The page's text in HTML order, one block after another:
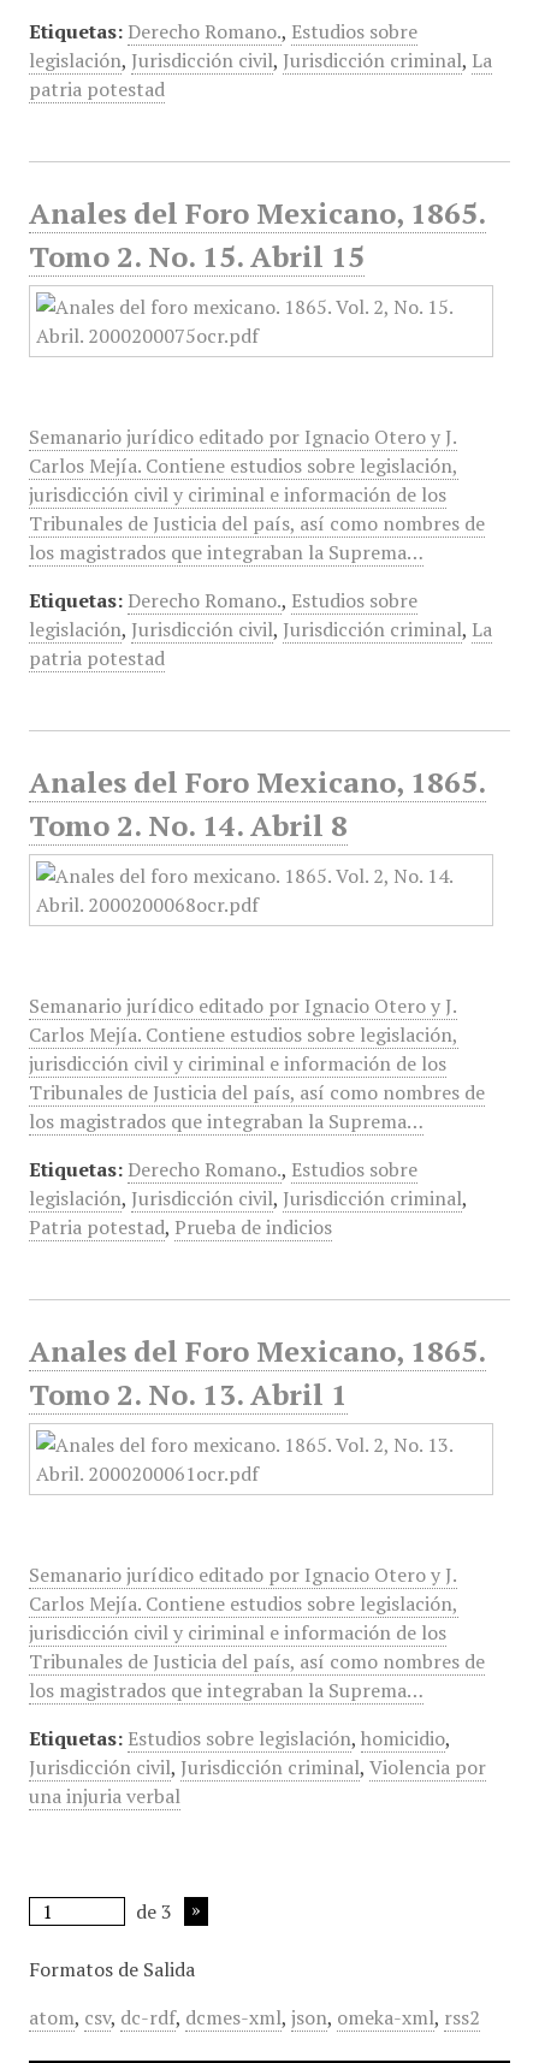
Etiquetas: Derecho Romano., Estudios sobre
legislación, Jurisdicción civil, Jurisdicción criminal, La
patria potestad
Anales del Foro Mexicano, 1865.
Tomo 2. No. 15. Abril 15
Semanario jurídico editado por Ignacio Otero y J.
Carlos Mejía. Contiene estudios sobre legislación,
jurisdicción civil y ciriminal e información de los
Tribunales de Justicia del país, así como nombres de
los magistrados que integraban la Suprema…
Etiquetas: Derecho Romano., Estudios sobre
legislación, Jurisdicción civil, Jurisdicción criminal, La
patria potestad
Anales del Foro Mexicano, 1865.
Tomo 2. No. 14. Abril 8
Semanario jurídico editado por Ignacio Otero y J.
Carlos Mejía. Contiene estudios sobre legislación,
jurisdicción civil y ciriminal e información de los
Tribunales de Justicia del país, así como nombres de
los magistrados que integraban la Suprema…
Etiquetas: Derecho Romano., Estudios sobre
legislación, Jurisdicción civil, Jurisdicción criminal,
Patria potestad, Prueba de indicios
Anales del Foro Mexicano, 1865.
Tomo 2. No. 13. Abril 1
Semanario jurídico editado por Ignacio Otero y J.
Carlos Mejía. Contiene estudios sobre legislación,
jurisdicción civil y ciriminal e información de los
Tribunales de Justicia del país, así como nombres de
los magistrados que integraban la Suprema…
Etiquetas: Estudios sobre legislación, homicidio,
Jurisdicción civil, Jurisdicción criminal, Violencia por
una injuria verbal
de 3
Formatos de Salida
atom, csv, dc-rdf, dcmes-xml, json, omeka-xml, rss2